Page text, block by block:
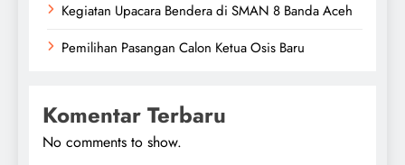
Kegiatan Upacara Bendera di SMAN 8 Banda Aceh
Pemilihan Pasangan Calon Ketua Osis Baru
Komentar Terbaru
No comments to show.